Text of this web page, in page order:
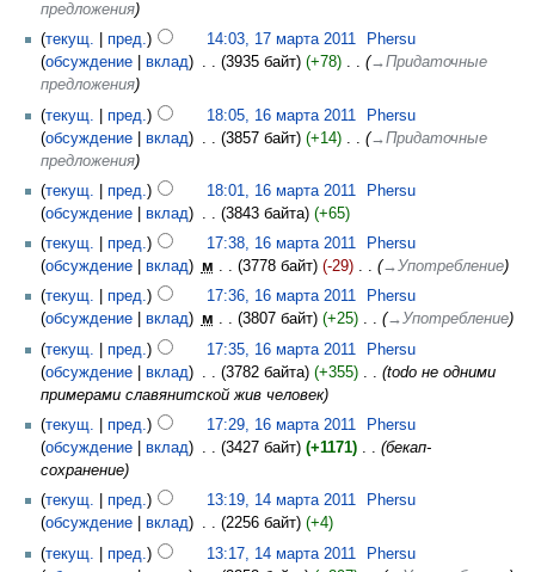
предложения
текущ.
пред. 14:03, 17 марта 2011
Phersu
обсуждение
вклад 3935 байт +78 ‎
→‎Придаточные
предложения
текущ.
пред. 18:05, 16 марта 2011
Phersu
обсуждение
вклад 3857 байт +14 ‎
→‎Придаточные
предложения
текущ.
пред. 18:01, 16 марта 2011
Phersu
обсуждение
вклад 3843 байта
+65
текущ.
пред. 17:38, 16 марта 2011
Phersu
обсуждение
вклад м 3778 байт -29 ‎
→‎Употребление
текущ.
пред. 17:36, 16 марта 2011
Phersu
обсуждение
вклад м 3807 байт +25 ‎
→‎Употребление
текущ.
пред. 17:35, 16 марта 2011
Phersu
обсуждение
вклад 3782 байта +355 ‎
todo не одними
примерами славянитской жив человек
текущ.
пред. 17:29, 16 марта 2011
Phersu
обсуждение
вклад 3427 байт +1171 ‎
бекап-
сохранение
текущ.
пред. 13:19, 14 марта 2011
Phersu
обсуждение
вклад 2256 байт
+4
текущ.
пред. 13:17, 14 марта 2011
Phersu